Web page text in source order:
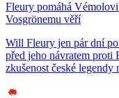
Fleury pomáhá
Vosgrönemu věří
Will Fleury jen pár dní
před jeho návratem proti
zkušenost české